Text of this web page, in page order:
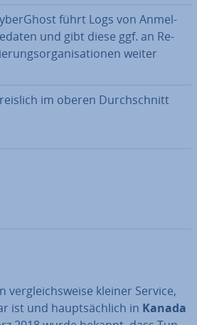
führt Logs von An­mel­
und gibt diese ggf. an Re­
weiter
im oberen Durch­schnitt
ver­gleichs­wei­se kleiner Service,
ist und haupt­säch­lich in Kanada